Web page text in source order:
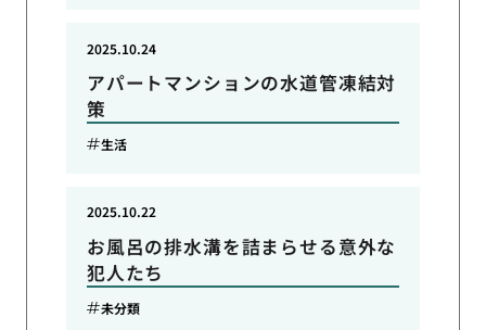
アパートマンションの水道管凍結対
策
2025.10.24
生活
お風呂の排水溝を詰まらせる意外な
犯人たち
2025.10.22
未分類